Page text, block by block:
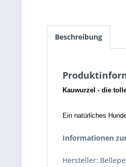
Beschreibung
Kauwurzel - die
Ein natürliches
Informationen
Hersteller: